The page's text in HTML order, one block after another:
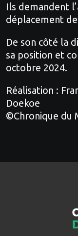
Ils demandent
déplacement
De son côté la
sa position et
octobre 2024.
Réalisation :
Doekoe
©Chronique du